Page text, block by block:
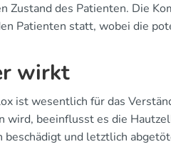
Zustand des Patienten. Die
Patienten statt, wobei die
wirkt
ist wesentlich für das
wird, beeinflusst es die
und letztlich